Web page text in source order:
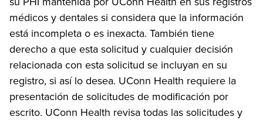
médicos y dentales si considera que la información
está incompleta o es inexacta. También tiene
derecho a que esta solicitud y cualquier decisión
relacionada con esta solicitud se incluyan en su
registro, si así lo desea. UConn Health requiere la
presentación de solicitudes de modificación por
escrito. UConn Health revisa todas las solicitudes y